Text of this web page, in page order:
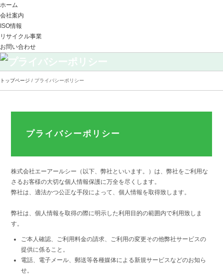
ホーム
会社案内
ISO情報
リサイクル事業
お問い合わせ
トップページ / プライバシーポリシー
プライバシーポリシー
株式会社エーアールシー（以下、弊社といいます。）は、弊社をご利用な
さるお客様の大切な個人情報保護に万全を尽くします。
弊社は、適法かつ公正な手段によって、個人情報を取得致します。
弊社は、個人情報を取得の際に明示した利用目的の範囲内で利用致しま
す。
ご本人確認、ご利用料金の請求、ご利用の変更その他弊社サービスの
提供に係ること。
電話、電子メール、郵送等各種媒体による新規サービスなどのお知ら
せ。